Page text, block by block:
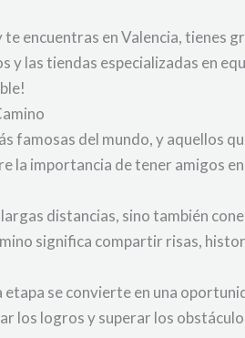
encuentras en Valencia, tienes
y las tiendas especializadas en
famosas del mundo, y aquellos
la importancia de tener amigos
distancias, sino también
significa compartir risas,
etapa se convierte en una
los logros y superar los